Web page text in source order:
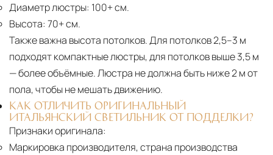
Диаметр люстры: 100+ см.
Высота: 70+ см.
Также важна высота потолков. Для потолков 2,5–3 м
подходят компактные люстры, для потолков выше 3,5 м
— более объёмные. Люстра не должна быть ниже 2 м от
пола, чтобы не мешать движению.
КАК ОТЛИЧИТЬ ОРИГИНАЛЬНЫЙ
ИТАЛЬЯНСКИЙ СВЕТИЛЬНИК ОТ ПОДДЕЛКИ?
Признаки оригинала:
Маркировка производителя, страна производства